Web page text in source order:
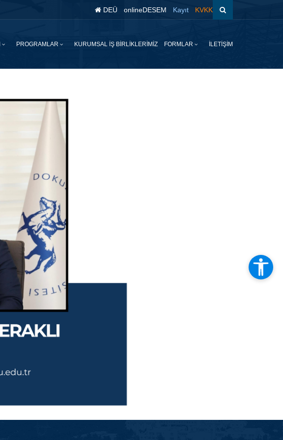
DEÜ onlineDESEM Kayıt KVKK
PROGRAMLAR KURUMSAL İŞ BİRLİKLERİMİZ FORMLAR İLETİŞİM